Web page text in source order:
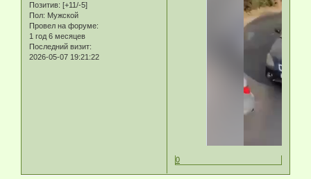
Позитив: [+11/-5]
Пол: Мужской
Провел на форуме:
1 год 6 месяцев
Последний визит:
2026-05-07 19:21:22
0